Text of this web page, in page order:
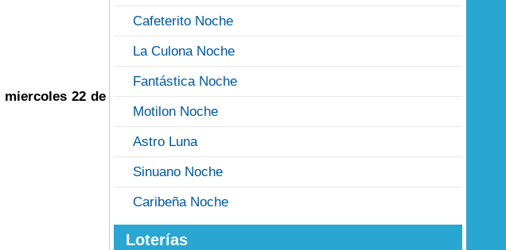
miercoles 22 de
Cafeterito Noche
La Culona Noche
Fantástica Noche
Motilon Noche
Astro Luna
Sinuano Noche
Caribeña Noche
Loterías